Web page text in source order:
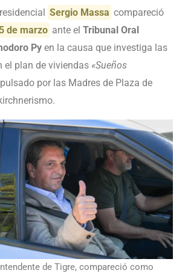
Sergio Massa compareció
de marzo ante elTribunal Oral
Py en la causa que investiga las
el plan de viviendas «Sueños
por las Madres de Plaza de
de Tigre, compareció como